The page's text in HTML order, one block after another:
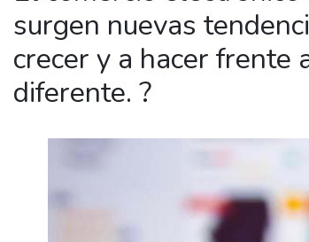
surgen nuevas
crecer y a hacer frente
diferente. ?